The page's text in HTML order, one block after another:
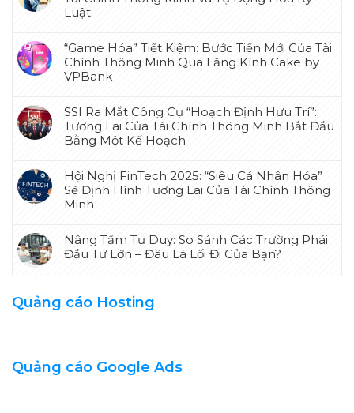
Luật
“Game Hóa” Tiết Kiệm: Bước Tiến Mới Của Tài
Chính Thông Minh Qua Lăng Kính Cake by
VPBank
SSI Ra Mắt Công Cụ “Hoạch Định Hưu Trí”:
Tương Lai Của Tài Chính Thông Minh Bắt Đầu
Bằng Một Kế Hoạch
Hội Nghị FinTech 2025: “Siêu Cá Nhân Hóa”
Sẽ Định Hình Tương Lai Của Tài Chính Thông
Minh
Nâng Tầm Tư Duy: So Sánh Các Trường Phái
Đầu Tư Lớn – Đâu Là Lối Đi Của Bạn?
Quảng cáo Hosting
Quảng cáo Google Ads